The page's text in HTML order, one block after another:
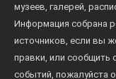
музеев, галерей,
Информация собрана
источников, если вы
правки, или сообщить
событий, пожалуйста